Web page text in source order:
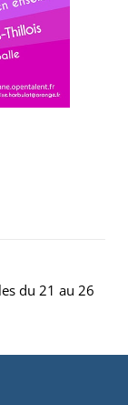
du 21 au 26